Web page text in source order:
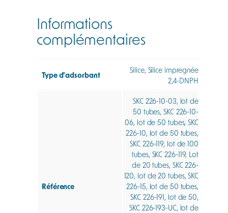
Informations
complémentaires
Type d’adsorbant
Silice, Silice impregnée
2,4-DNPH
Référence
SKC 226-10-03, lot de
50 tubes, SKC 226-10-
06, lot de 50 tubes, SKC
226-10, lot de 50 tubes,
SKC 226-119, lot de 100
tubes, SKC 226-119, Lot
de 20 tubes, SKC 226-
120, lot de 20 tubes, SKC
226-15, lot de 50 tubes,
SKC 226-191, lot de 50,
SKC 226-193-UC, lot de